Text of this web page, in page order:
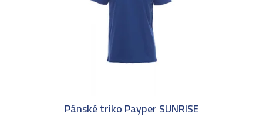
Pánské triko Payper SUNRISE